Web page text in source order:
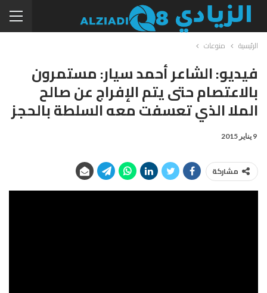
الرئيسية منوعات
فيديو: الشاعر أحمد سيار: مستمرون
بالاعتصام حتى يتم الإفراج عن صالح
الملا الذي تعسفت معه السلطة بالحجز
9 يناير 2015
مشاركة